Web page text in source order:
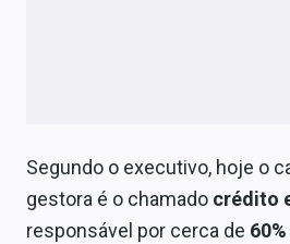
Segundo o executivo, hoje o
gestora é o chamado crédito
responsável por cerca de